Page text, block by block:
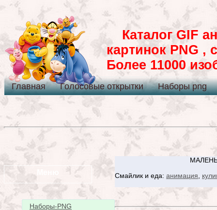
Каталог GIF
картинок PNG ,
Более 11000
Главная Голосовые открытки Наборы png
Наборы-PNG
Смайлик и еда: анимация